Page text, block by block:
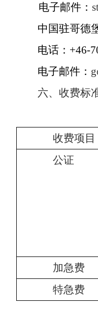
电子邮件：
中国驻哥德
电话：
电子邮件：
六、 收费
收费
公证
加急
特急